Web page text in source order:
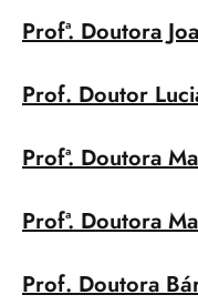
Profª. Doutora
Prof. Doutor
Profª. Doutora
Profª. Doutora
Prof. Doutora